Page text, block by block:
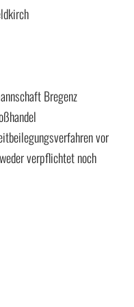
Bregenz
vor
verpflichtet noch